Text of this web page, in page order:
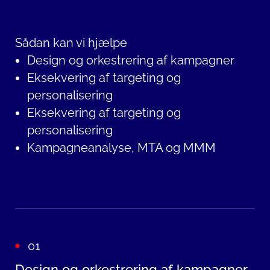
Sådan kan vi hjælpe
Design og orkestrering af kampagner
Eksekvering af targeting og
personalisering
Eksekvering af targeting og
personalisering
Kampagneanalyse, MTA og MMM
01